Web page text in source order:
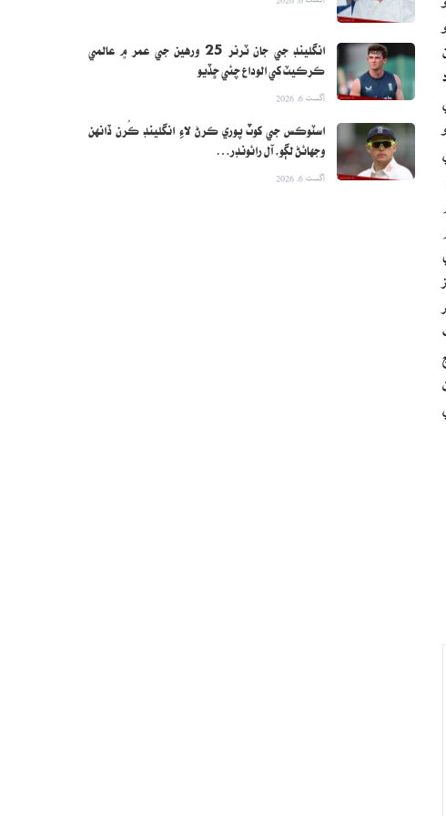
انگلينڊ جي جان ٽرنر 25 ورهين جي عمر ۾ عالمي
ڪرڪيٽ کي الوداع چئي ڇڏيو
اگست 6, 2026
اسٽوڪس جي کوٽ پوري ڪرڻ لاءِ انگلينڊ ڪُرن ڏانهن
وجهائڻ لڳو، آل رائونڊر…
اگست 6, 2026